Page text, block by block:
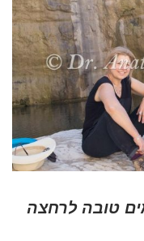
טובה לרחצה